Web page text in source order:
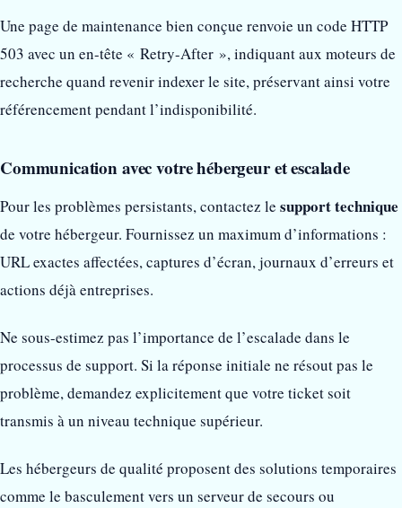
Une page de maintenance bien conçue renvoie un code HTTP
503 avec un en-tête « Retry-After », indiquant aux moteurs de
recherche quand revenir indexer le site, préservant ainsi votre
référencement pendant l’indisponibilité.
Communication avec votre hébergeur et escalade
Pour les problèmes persistants, contactez le support technique
de votre hébergeur. Fournissez un maximum d’informations :
URL exactes affectées, captures d’écran, journaux d’erreurs et
actions déjà entreprises.
Ne sous-estimez pas l’importance de l’escalade dans le
processus de support. Si la réponse initiale ne résout pas le
problème, demandez explicitement que votre ticket soit
transmis à un niveau technique supérieur.
Les hébergeurs de qualité proposent des solutions temporaires
comme le basculement vers un serveur de secours ou